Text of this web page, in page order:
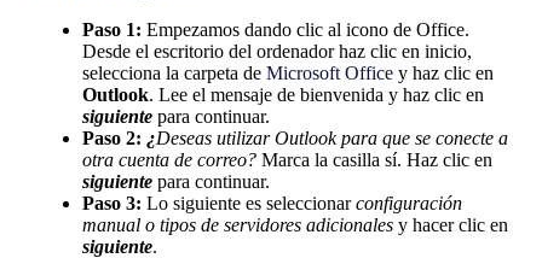
Paso 1: Empezamos dando clic al icono de Office.
Desde el escritorio del ordenador haz clic en inicio,
selecciona la carpeta de Microsoft Office y haz clic en
Outlook. Lee el mensaje de bienvenida y haz clic en
siguiente para continuar.
Paso 2: ¿Deseas utilizar Outlook para que se conecte a
otra cuenta de correo? Marca la casilla sí. Haz clic en
siguiente para continuar.
Paso 3: Lo siguiente es seleccionarconfiguración
manual o tipos de servidores adicionales y hacer clic en
siguiente.